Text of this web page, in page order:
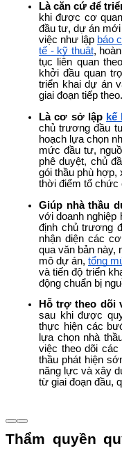
Là căn cứ để
khi được cơ
đầu tư, dự án
việc như lập báo
tế - kỹ thuật,
tục liên quan
khởi đầu quan
triển khai dự án
giai đoạn tiếp theo.
Là cơ sở lập kế
chủ trương đầu
hoạch lựa chọn
mức đầu tư,
phê duyệt, chủ
gói thầu phù hợp,
thời điểm tổ chức
Giúp nhà thầu
với doanh nghiệp
định chủ trương
nhận diện các
qua văn bản này,
mô dự án, tổng
và tiến độ triển
động chuẩn bị
Hỗ trợ theo dõi
sau khi được
thực hiện các
lựa chọn nhà
việc theo dõi
thầu phát hiện
năng lực và xây
từ giai đoạn đầu,
Thẩm quyền